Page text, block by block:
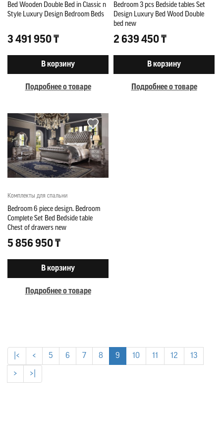
Bed Wooden Double Bed in Classic n
Style Luxury Design Bedroom Beds
3 491 950 ₸
В корзину
Подробнее о товаре
Bedroom 3 pcs Bedside tables Set
Design Luxury Bed Wood Double
bed new
2 639 450 ₸
В корзину
Подробнее о товаре
Комплекты для спальни
Bedroom 6 piece design. Bedroom
Complete Set Bed Bedside table
Chest of drawers new
5 856 950 ₸
В корзину
Подробнее о товаре
|< < 5 6 7 8 9 10 11 12 13
> >|